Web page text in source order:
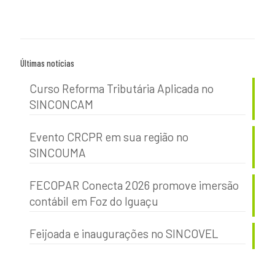
Últimas notícias
Curso Reforma Tributária Aplicada no
SINCONCAM
Evento CRCPR em sua região no
SINCOUMA
FECOPAR Conecta 2026 promove imersão
contábil em Foz do Iguaçu
Feijoada e inaugurações no SINCOVEL